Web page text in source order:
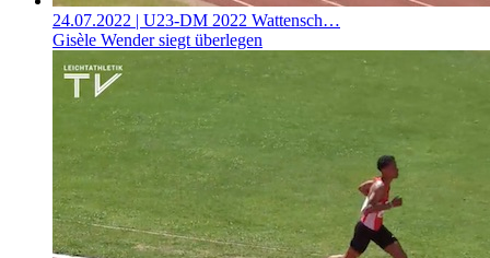
24.07.2022 | U23-DM 2022 Wattensch…
Gisèle Wender siegt überlegen